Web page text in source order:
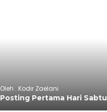
Oleh : Kodir Zaelani
Posting Pertama Hari Sabtu